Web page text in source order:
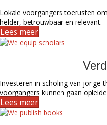
Lokale voorgangers toerusten
helder, betrouwbaar en relevant.
Lees meer
Investeren in scholing van jonge
voorgangers kunnen gaan
Lees meer